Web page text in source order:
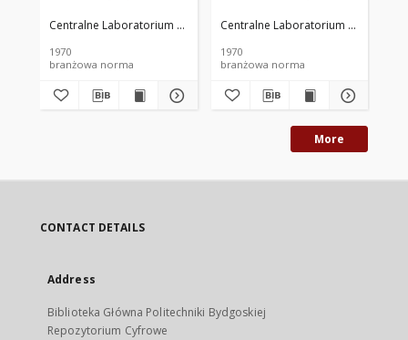
Centralne Laboratorium Farb Graficznych. Oprac.
1970
branżowa norma
70/7469-26
Centralne Laboratorium Farb
1970
branżowa norma
More
CONTACT DETAILS
Address
Biblioteka Główna Politechniki Bydgoskiej
Repozytorium Cyfrowe